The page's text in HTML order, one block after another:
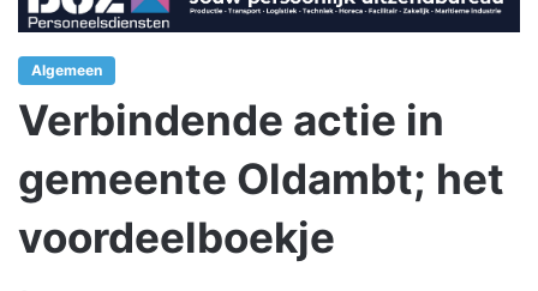
Algemeen
Verbindende actie in
gemeente Oldambt; het
voordeelboekje